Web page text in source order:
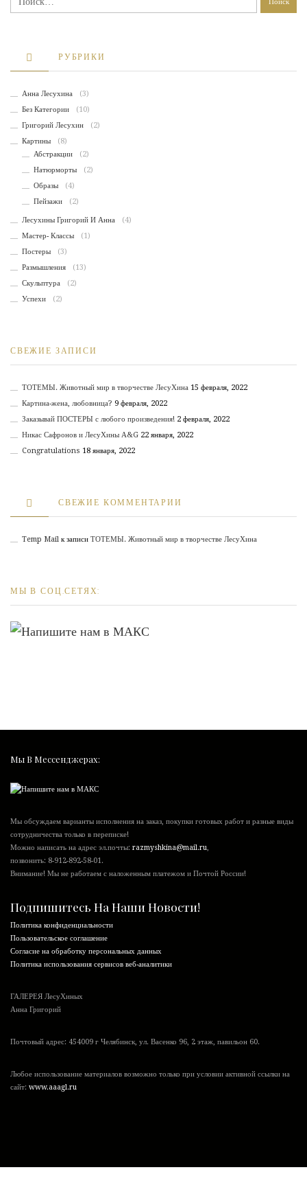
РУБРИКИ
Анна Лесухина
(3)
Без Категории
(10)
Григорий Лесухин
(2)
Картины
(8)
Абстракции
(2)
Натюрморты
(2)
Образы
(4)
Пейзажи
(2)
Лесухины Григорий И Анна
(4)
Мастер- Классы
(1)
Постеры
(3)
Размышления
(13)
Скульптура
(2)
Успехи
(2)
СВЕЖИЕ ЗАПИСИ
ТОТЕМЫ. Животный мир в творчестве ЛесуХина 15 февраля, 2022
Картина-жена, любовница? 9 февраля, 2022
Заказывай ПОСТЕРЫ с любого произведения! 2 февраля, 2022
Никас Сафронов и ЛесуХины А&G 22 января, 2022
Congratulations 18 января, 2022
СВЕЖИЕ КОММЕНТАРИИ
Temp Mailк записи ТОТЕМЫ. Животный мир в творчестве ЛесуХина
МЫ В СОЦ.СЕТЯХ:
Мы В Мессенджерах:
Мы обсуждаем варианты исполнения на заказ, покупки готовых работ и разные виды
сотрудничества только в переписке!
Можно написать на адрес эл.почты: razmyshkina@mail.ru,
позвонить: 8-912-892-58-01.
Внимание! Мы не работаем с наложенным платежом и Почтой России!
Подпишитесь На Наши Новости!
Политика конфиденциальности
Пользовательское соглашение
Согласие на обработку персональных данных
Политика использования сервисов веб-аналитики
ГАЛЕРЕЯ ЛесуХиных
Анна Григорий
Почтовый адрес: 454009 г Челябинск, ул. Васенко 96, 2 этаж, павильон 60.
Любое использование материалов возможно только при условии активной ссылки на
сайт: www.aaagl.ru